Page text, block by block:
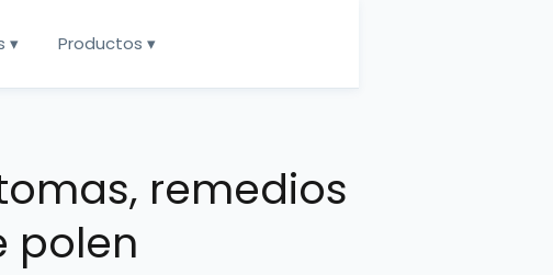
▾ Productos ▾
remedios
polen